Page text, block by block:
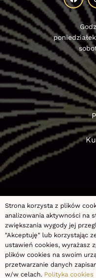
Polityka
©2026PRO LASER CLINIC
Strona korzysta z plików
analizowania aktywności na
zwiększania wygody jej
"Akceptuję" lub korzystając
ustawień cookies, wyrażasz
plików cookies na swoim
przetwarzanie danych
w/w celach. Polityka cookies